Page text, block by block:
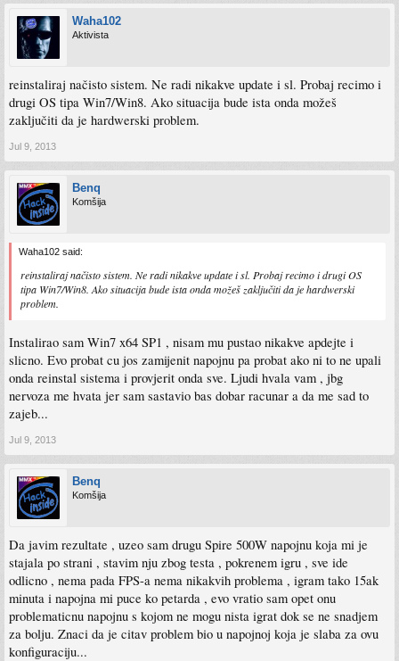
Waha102
Aktivista
reinstaliraj načisto sistem. Ne radi nikakve update i sl. Probaj recimo i
drugi OS tipa Win7/Win8. Ako situacija bude ista onda možeš
zaključiti da je hardwerski problem.
Jul 9, 2013
Benq
Komšija
Waha102 said:
reinstaliraj načisto sistem. Ne radi nikakve update i sl. Probaj recimo i drugi OS
tipa Win7/Win8. Ako situacija bude ista onda možeš zaključiti da je hardwerski
problem.
Instalirao sam Win7 x64 SP1 , nisam mu pustao nikakve apdejte i
slicno. Evo probat cu jos zamijenit napojnu pa probat ako ni to ne upali
onda reinstal sistema i provjerit onda sve. Ljudi hvala vam , jbg
nervoza me hvata jer sam sastavio bas dobar racunar a da me sad to
zajeb...
Jul 9, 2013
Benq
Komšija
Da javim rezultate , uzeo sam drugu Spire 500W napojnu koja mi je
stajala po strani , stavim nju zbog testa , pokrenem igru , sve ide
odlicno , nema pada FPS-a nema nikakvih problema , igram tako 15ak
minuta i napojna mi puce ko petarda , evo vratio sam opet onu
problematicnu napojnu s kojom ne mogu nista igrat dok se ne snadjem
za bolju. Znaci da je citav problem bio u napojnoj koja je slaba za ovu
konfiguraciju...